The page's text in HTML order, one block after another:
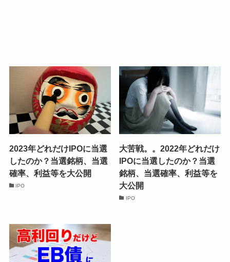
2023年どれだけIPOに当選
したのか？当選銘柄、当選
確率、利益等を大公開
IPO
大苦戦。。2022年どれだけ
IPOに当選したのか？当選
銘柄、当選確率、利益等を
大公開
IPO